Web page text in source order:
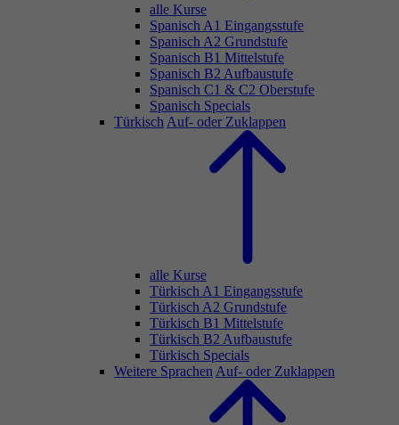
alle Kurse
Spanisch A1 Eingangsstufe
Spanisch A2 Grundstufe
Spanisch B1 Mittelstufe
Spanisch B2 Aufbaustufe
Spanisch C1 & C2 Oberstufe
Spanisch Specials
Türkisch Auf- oder Zuklappen
alle Kurse
Türkisch A1 Eingangsstufe
Türkisch A2 Grundstufe
Türkisch B1 Mittelstufe
Türkisch B2 Aufbaustufe
Türkisch Specials
Weitere Sprachen Auf- oder Zuklappen